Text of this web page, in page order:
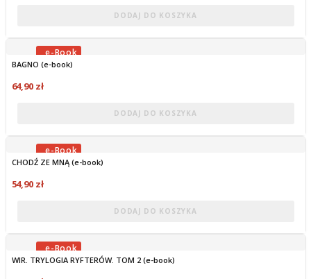
DODAJ DO KOSZYKA
OBECNIE BRAK NA STANIE
BAGNO (e-book)
64,90 zł
DODAJ DO KOSZYKA
OBECNIE BRAK NA STANIE
CHODŹ ZE MNĄ (e-book)
54,90 zł
DODAJ DO KOSZYKA
OBECNIE BRAK NA STANIE
WIR. TRYLOGIA RYFTERÓW. TOM 2 (e-book)